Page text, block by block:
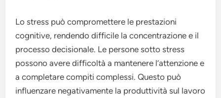
Lo stress può compromettere le prestazioni
cognitive, rendendo difficile la concentrazione e il
processo decisionale. Le persone sotto stress
possono avere difficoltà a mantenere l’attenzione e
a completare compiti complessi. Questo può
influenzare negativamente la produttività sul lavoro